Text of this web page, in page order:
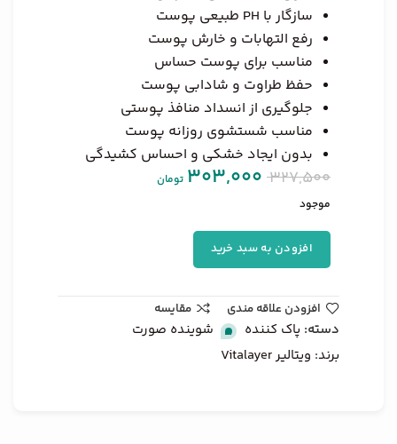
سازگار با PH طبیعی پوست
رفع التهابات و خارش پوست
مناسب برای پوست حساس
حفظ طراوت و شادابی پوست
جلوگیری از انسداد منافذ پوستی
مناسب شستشوی روزانه پوست
بدون ایجاد خشکی و احساس کشیدگی
327,500
303,000 تومان
موجود
افزودن به سبد خرید
افزودن علاقه مندی مقایسه
دسته: پاک کننده ,
شوینده صورت
برند: ویتالیر Vitalayer